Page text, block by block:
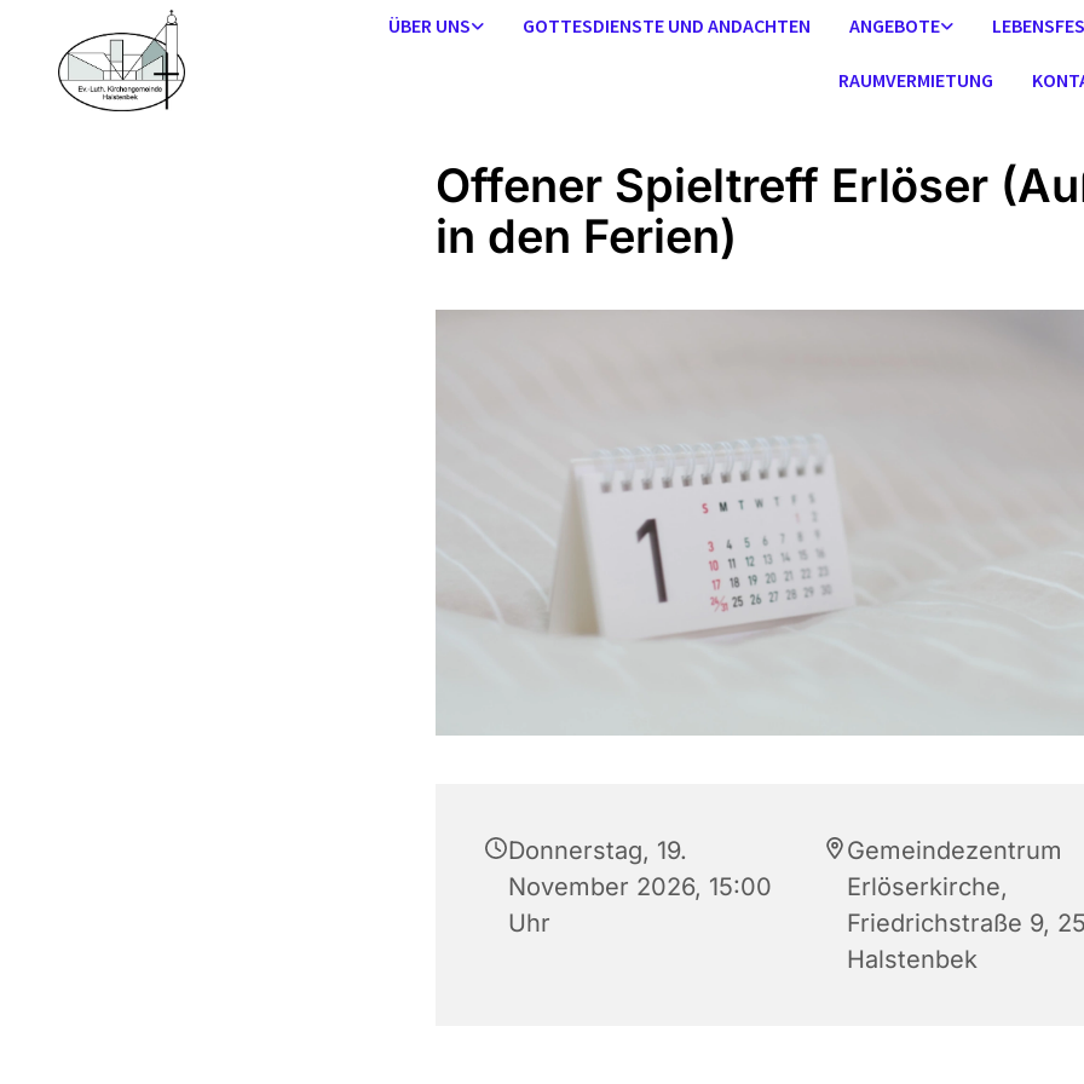
ÜBER UNS GOTTESDIENSTE UND ANDACHTEN ANGEBOTE
RAUMVERMIETUNG
Offener Spieltreff Erlöser
in den Ferien)
Donnerstag, 19.
November 2026, 15:00
Uhr
Gemeindezentrum
Erlöserkirche,
Friedrichstraße 9,
Halstenbek